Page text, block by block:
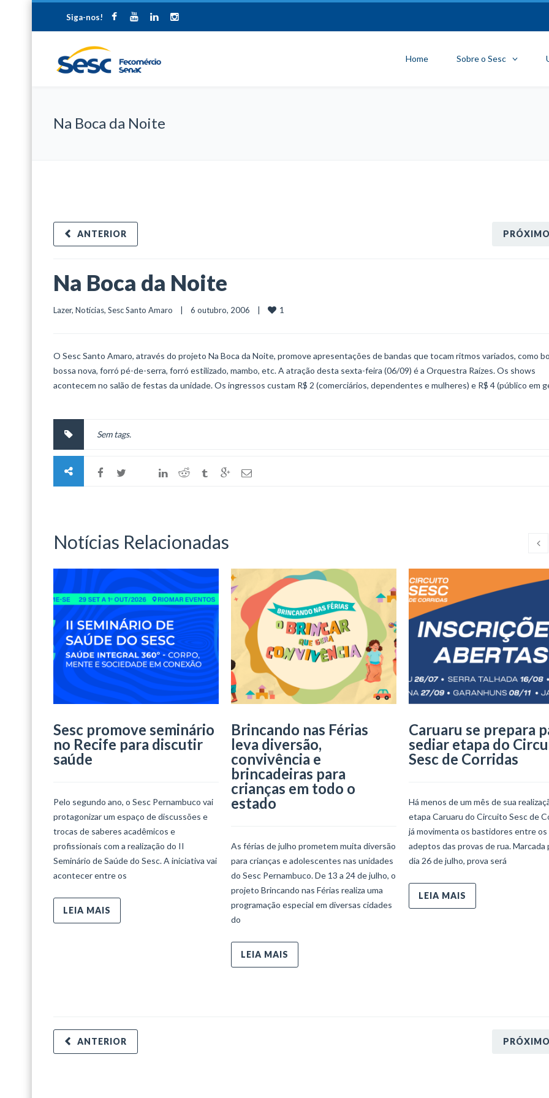
Siga-nos!
Home Sobre o Sesc
Na Boca da Noite
PRÓXIMO
ANTERIOR
Na Boca da Noite
Lazer, Notícias, Sesc Santo Amaro
    |    6 outubro, 2006    |
1
O Sesc Santo Amaro, através do projeto Na Boca da Noite, promove apresentações de bandas que tocam ritmos variados, como
bossa nova, forró pé-de-serra, forró estilizado, mambo, etc. A atração desta sexta-feira (06/09) é a Orquestra Raízes. Os shows
acontecem no salão de festas da unidade. Os ingressos custam R$ 2 (comerciários, dependentes e mulheres) e R$ 4 (público em
Sem tags.
Notícias Relacionadas
Sesc promove seminário
no Recife para discutir
saúde
Pelo segundo ano, o Sesc Pernambuco vai
protagonizar um espaço de discussões e
trocas de saberes acadêmicos e
profissionais com a realização do II
Seminário de Saúde do Sesc. A iniciativa vai
acontecer entre os
LEIA MAIS
Brincando nas Férias
leva diversão,
convivência e
brincadeiras para
crianças em todo o
estado
As férias de julho prometem muita diversão
para crianças e adolescentes nas unidades
do Sesc Pernambuco. De 13 a 24 de julho, o
projeto Brincando nas Férias realiza uma
programação especial em diversas cidades
do
LEIA MAIS
Caruaru se prepara
sediar etapa do
Sesc de Corridas
Há menos de um mês de sua
etapa Caruaru do Circuito Sesc de
já movimenta os bastidores entre os
adeptos das provas de rua. Marcada
dia 26 de julho, prova será
LEIA MAIS
PRÓXIMO
ANTERIOR